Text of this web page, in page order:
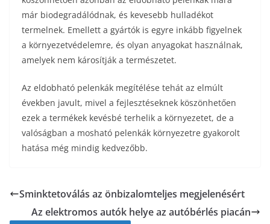
már biodegradálódnak, és kevesebb hulladékot
termelnek. Emellett a gyártók is egyre inkább figyelnek
a környezetvédelemre, és olyan anyagokat használnak,
amelyek nem károsítják a természetet.
Az eldobható pelenkák megítélése tehát az elmúlt
években javult, mivel a fejlesztéseknek köszönhetően
ezek a termékek kevésbé terhelik a környezetet, de a
valóságban a mosható pelenkák környezetre gyakorolt
hatása még mindig kedvezőbb.
Sminktetoválás az önbizalomteljes megjelenésért
Az elektromos autók helye az autóbérlés piacán